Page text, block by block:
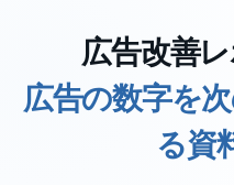
広告改善レ
広告の数字を
る資